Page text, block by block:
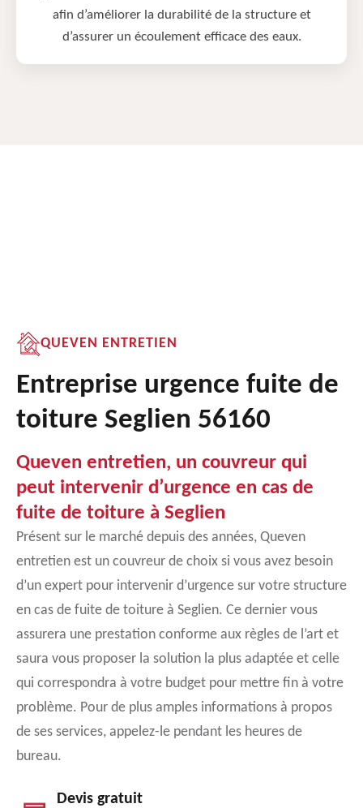
afin d’améliorer la durabilité de la structure et
d’assurer un écoulement efficace des eaux.
QUEVEN ENTRETIEN
Entreprise urgence fuite de
toiture Seglien 56160
Queven entretien, un couvreur qui
peut intervenir d’urgence en cas de
fuite de toiture à Seglien
Présent sur le marché depuis des années, Queven
entretien est un couvreur de choix si vous avez besoin
d’un expert pour intervenir d’urgence sur votre structure
en cas de fuite de toiture à Seglien. Ce dernier vous
assurera une prestation conforme aux règles de l’art et
saura vous proposer la solution la plus adaptée et celle
qui correspondra à votre budget pour mettre fin à votre
problème. Pour de plus amples informations à propos
de ses services, appelez-le pendant les heures de
bureau.
Devis gratuit